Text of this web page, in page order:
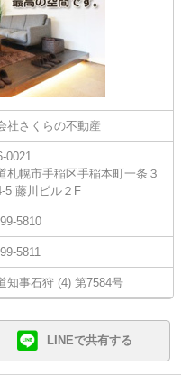
社さくらの不動産
0021
札幌市手稲区手稲本町一条３
5 藤川ビル２F
5810
5811
知事石狩 (4) 第7584号
LINEで共有する